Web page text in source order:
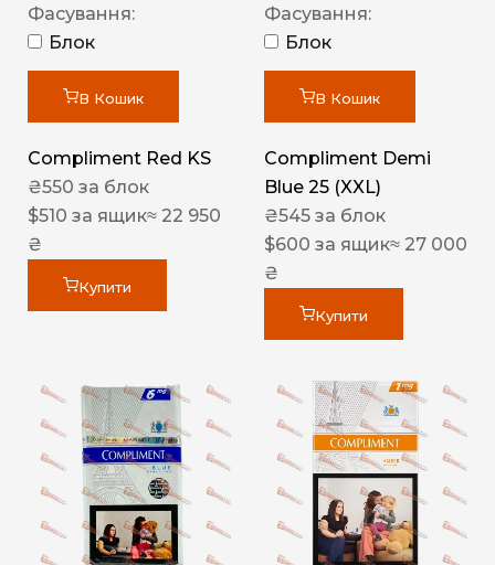
Фасування:
Блок
В Кошик
Compliment Red KS
₴550 за блок
$510 за ящик≈ 22 950
₴
Купити
Фасування:
Блок
В Кошик
Compliment Demi
Blue 25 (XXL)
₴545 за блок
$600 за ящик≈ 27 000
₴
Купити